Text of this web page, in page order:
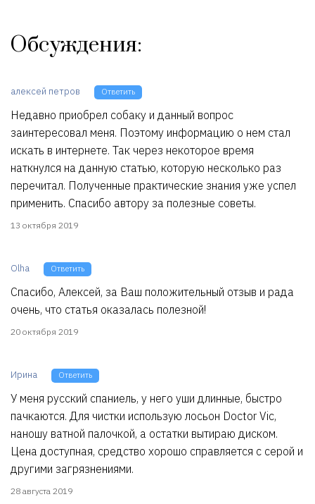
Обсуждения:
алексей петров Ответить
Недавно приобрел собаку и данный вопрос
заинтересовал меня. Поэтому информацию о нем стал
искать в интернете. Так через некоторое время
наткнулся на данную статью, которую несколько раз
перечитал. Полученные практические знания уже успел
применить. Спасибо автору за полезные советы.
13 октября 2019
Olha Ответить
Спасибо, Алексей, за Ваш положительный отзыв и рада
очень, что статья оказалась полезной!
20 октября 2019
Ирина Ответить
У меня русский спаниель, у него уши длинные, быстро
пачкаются. Для чистки использую лосьон Doctor Vic,
наношу ватной палочкой, а остатки вытираю диском.
Цена доступная, средство хорошо справляется с серой и
другими загрязнениями.
28 августа 2019